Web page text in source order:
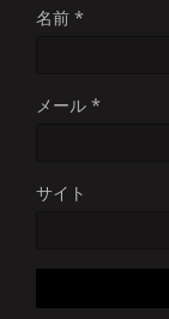
名前 *
メール *
サイト